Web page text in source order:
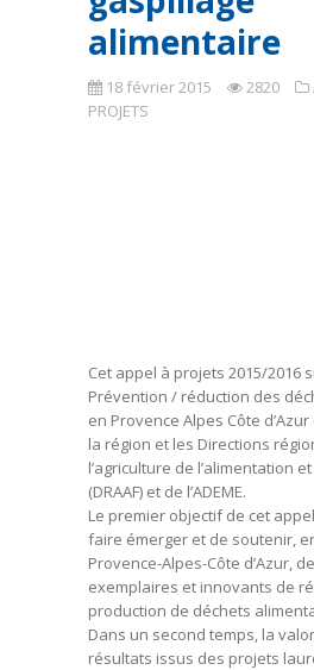
alimentaire
18 février 2015 2820
PROJETS
Cet appel à projets 2015/2016
Prévention / réduction des
en Provence Alpes Côte
la région et les Directions
l’agriculture de l’alimentation
(DRAAF) et de l’ADEME.
Le premier objectif de cet
faire émerger et de soutenir,
Provence-Alpes-Côte d’Azur,
exemplaires et innovants de
production de déchets
Dans un second temps, la
résultats issus des projets